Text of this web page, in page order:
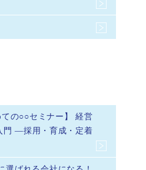
ての○○セミナー】 経営
門 ―採用・育成・定着